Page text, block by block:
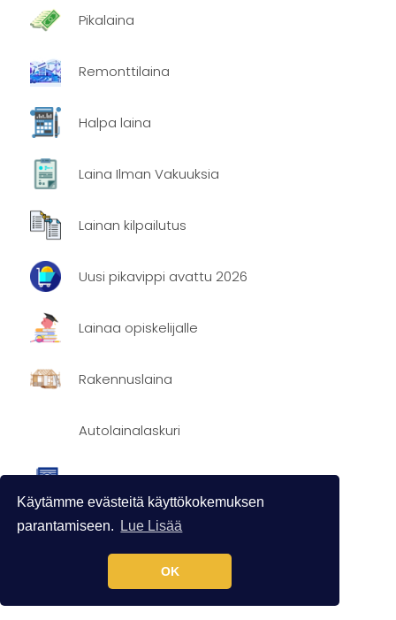
Käytämme evästeitä käyttökokemuksen
parantamiseen.
Lue Lisää
OK
Pikalaina
Remonttilaina
Halpa laina
Laina Ilman Vakuuksia
Lainan kilpailutus
Uusi pikavippi avattu 2026
Lainaa opiskelijalle
Rakennuslaina
Autolainalaskuri
Omien luottotietojen tarkistus
Tasaerälaina
Lainaa 3000€